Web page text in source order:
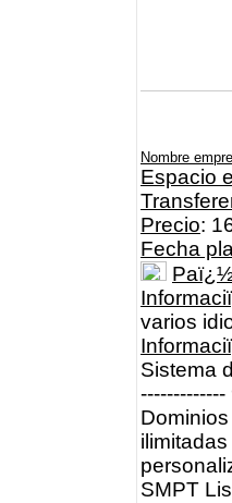
Nombre
Espacio
Precio:
Fecha
varios
Sistema
SMPT